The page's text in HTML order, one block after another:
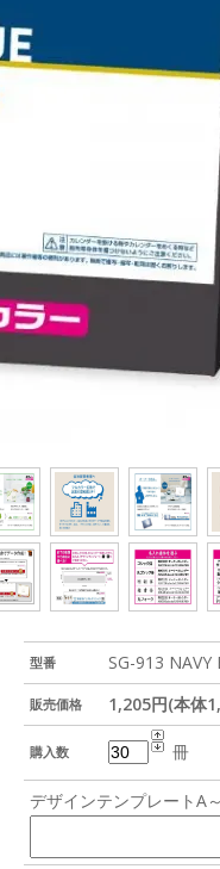
型番 SG-913 NAVY
販売価格 1,205円(本体
購入数 冊
デザインテンプレートA